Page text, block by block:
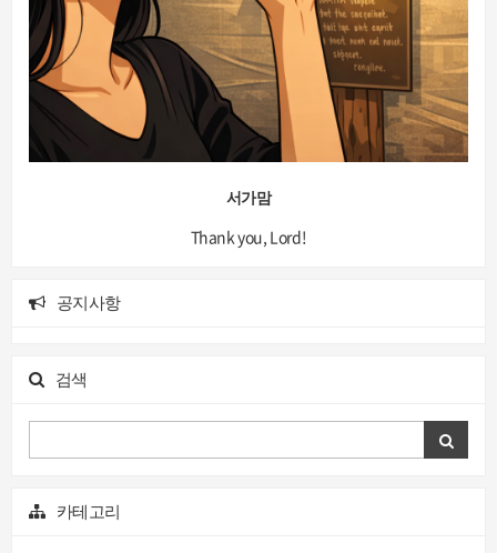
서가맘
Thank you, Lord!
공지사항
검색
카테고리